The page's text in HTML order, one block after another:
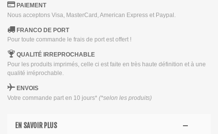
PAIEMENT
Nous acceptons Visa, MasterCard, American Express et Paypal.
FRANCO DE PORT
Pour toute commande le frais de port est offert !
QUALITÉ IRREPROCHABLE
Pour les produits imprimés, celle ci est faite en très haute définition et à une
qualité irréprochable.
ENVOIS
Votre commande part en 10 jours* (*selon les produits)
EN SAVOIR PLUS